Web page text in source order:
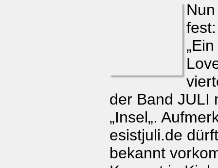
der Band JULI
„Insel„.
esistjuli.de
bekannt